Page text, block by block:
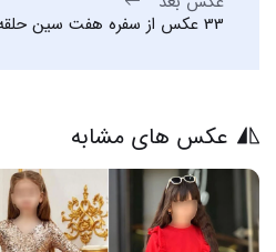
33 عکس از سفره هفت سین حلقه ای با زیبایی بی‌نظیر
عکس های مشابه